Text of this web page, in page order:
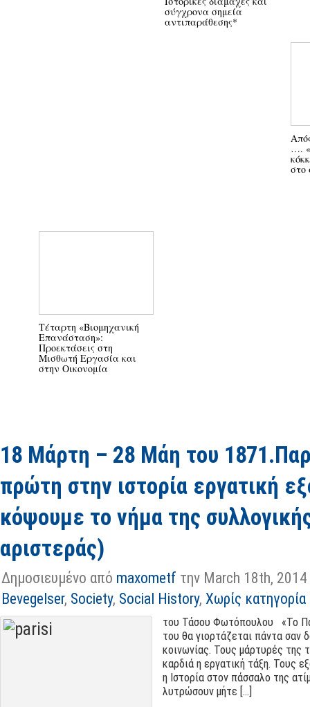
σύγχρονα σημεία
αντιπαράθεσης*
….
στο
Τέταρτη «Βιομηχανική
Επανάσταση»:
Προεκτάσεις στη
Μισθωτή Εργασία και
στην Οικονομία
18 Μάρτη – 28 Μάη του
πρώτη στην ιστορία εργατική
κόψουμε το νήμα της
αριστεράς)
Δημοσιευμένο από maxometf την March 18th,
Bevegelser, Society, Social History, Χωρίς κατηγορία
του Τάσου Φωτόπουλου «Το
του θα γιορτάζεται πάντα σαν
κοινωνίας. Τους μάρτυρές της
καρδιά η εργατική τάξη. Τους
η Ιστορία στον πάσσαλο της
λυτρώσουν μήτε [...]